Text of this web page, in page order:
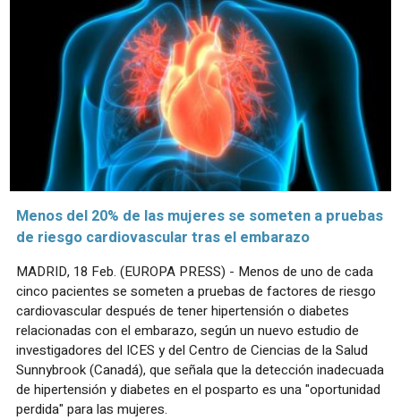
Menos del 20% de las mujeres se someten a pruebas
de riesgo cardiovascular tras el embarazo
MADRID, 18 Feb. (EUROPA PRESS) - Menos de uno de cada
cinco pacientes se someten a pruebas de factores de riesgo
cardiovascular después de tener hipertensión o diabetes
relacionadas con el embarazo, según un nuevo estudio de
investigadores del ICES y del Centro de Ciencias de la Salud
Sunnybrook (Canadá), que señala que la detección inadecuada
de hipertensión y diabetes en el posparto es una "oportunidad
perdida" para las mujeres.